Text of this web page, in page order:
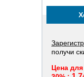
получи
Цена